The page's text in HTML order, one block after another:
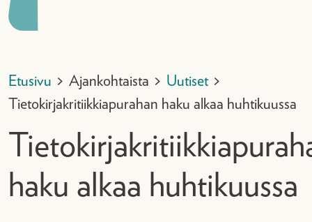
Etusivu > Ajankohtaista > Uutiset >
Tietokirjakritiikkiapurahan haku alkaa huhtikuussa
haku alkaa huhtikuussa